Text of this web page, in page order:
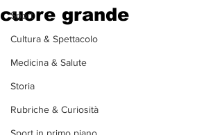
Sport
Cultura & Spettacolo
Medicina & Salute
Storia
Rubriche & Curiosità
cuore grande